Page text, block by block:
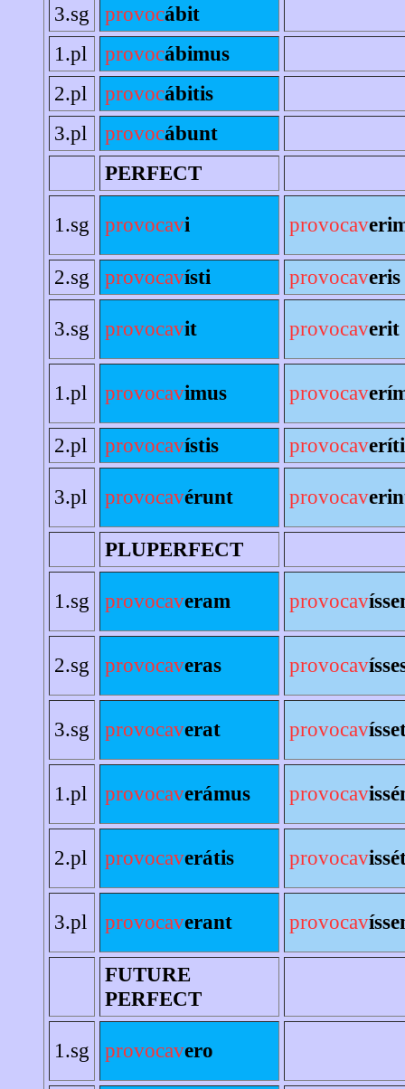
3.sg
provocábit
1.pl
provocábimus
2.pl
provocábitis
3.pl
provocábunt
PERFECT
1.sg provocavi provocav
2.sg provocavísti provocaveris
3.sg provocavit provocaverit
1.pl provocavimus provocav
2.pl provocavístis provocav
3.pl provocavérunt provocav
PLUPERFECT
1.sg provocaveram provocav
2.sg provocaveras provocav
3.sg provocaverat provocav
1.pl provocaverámus provocav
2.pl provocaverátis provocav
3.pl provocaverant provocav
FUTURE
PERFECT
1.sg provocavero